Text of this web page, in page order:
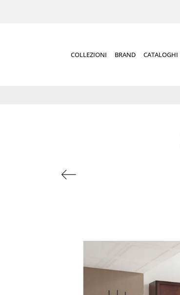
COLLEZIONI BRAND CATALOGHI